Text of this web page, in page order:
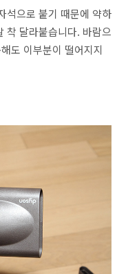
석으로 붙기 때문에 약하
착 달라붙습니다. 바람으
도 이부분이 떨어지지